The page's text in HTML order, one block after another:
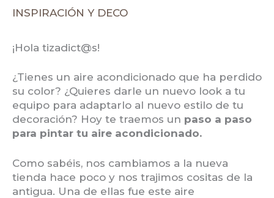
INSPIRACIÓN Y DECO
¡Hola tizadict@s!
¿Tienes un aire acondicionado que ha perdido
su color? ¿Quieres darle un nuevo look a tu
equipo para adaptarlo al nuevo estilo de tu
decoración? Hoy te traemos un paso a paso
para pintar tu aire acondicionado.
Como sabéis, nos cambiamos a la nueva
tienda hace poco y nos trajimos cositas de la
antigua. Una de ellas fue este aire